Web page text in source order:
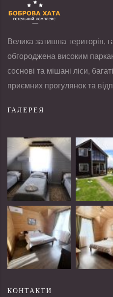
Велика затишна територія,
обгороджена високим
соснові та мішані ліси,
приємних прогулянок та
ГАЛЕРЕЯ
КОНТАКТИ